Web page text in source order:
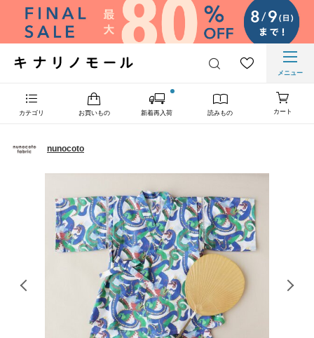
メニュー
カテゴリ お買いもの 新着再入荷 読みもの カート
nunocoto